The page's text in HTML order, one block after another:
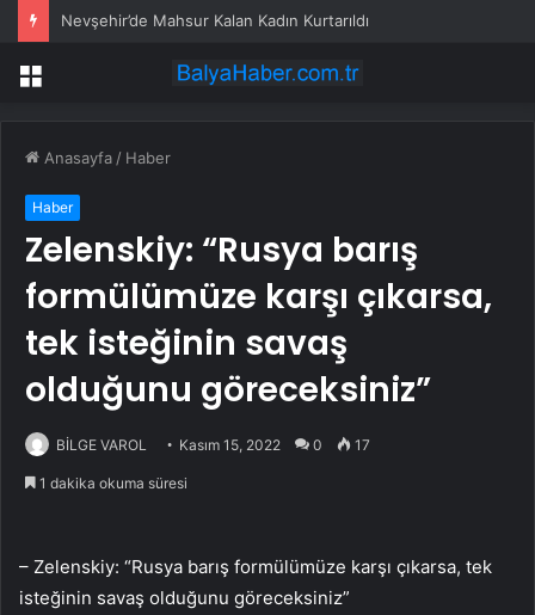
Nevşehir’de Mahsur Kalan Kadın Kurtarıldı
Menü
Anasayfa / Haber
Haber
Zelenskiy: “Rusya barış
formülümüze karşı çıkarsa,
tek isteğinin savaş
olduğunu göreceksiniz”
BİLGE VAROL Kasım 15, 2022 0 17
1 dakika okuma süresi
– Zelenskiy: “Rusya barış formülümüze karşı çıkarsa, tek
isteğinin savaş olduğunu göreceksiniz”